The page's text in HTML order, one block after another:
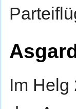
Im Helg